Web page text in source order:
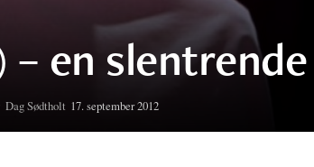
– en
Dag Sødtholt 17. september 2012